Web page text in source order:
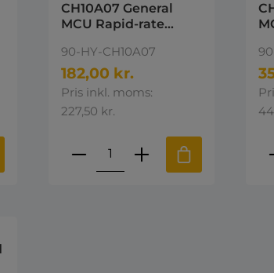
Indtast den ønskede
CH10A07 General
MCU Rapid-rate
MH batteries-PD4xx-
5xx-6xx Hytera - req.
90-HY-PS1044
90-HY-CH10A07
182,00 kr.
Pris inkl. moms:
227,50 kr.
Produktmængde: